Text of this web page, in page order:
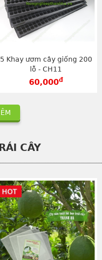
5 Khay ươm cây giống 200
lỗ - CH11
60,000đ
CÂY
HOT